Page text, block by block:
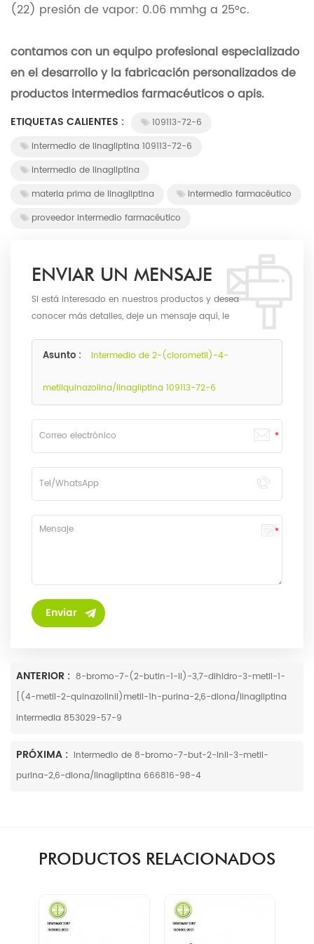
(22) presión de vapor: 0.06 mmhg a 25°c.
contamos con un equipo profesional especializado
en el desarrollo y la fabricación personalizados de
productos intermedios farmacéuticos o apis.
ETIQUETAS CALIENTES :
109113-72-6
intermedio de linagliptina 109113-72-6
intermedio de linagliptina
materia prima de linagliptina
intermedio farmacéutico
proveedor intermedio farmacéutico
ENVIAR UN MENSAJE
Si está interesado en nuestros productos y desea
conocer más detalles, deje un mensaje aquí, le
Asunto : Intermedio de 2-(clorometil)-4-
metilquinazolina/linagliptina 109113-72-6
ANTERIOR : 8-bromo-7-(2-butin-1-il)-3,7-dihidro-3-metil-1-
[(4-metil-2-quinazolinil)metil-1h-purina-2,6-diona/linagliptina
intermedia 853029-57-9
PRÓXIMA : Intermedio de 8-bromo-7-but-2-inil-3-metil-
purina-2,6-diona/linagliptina 666816-98-4
PRODUCTOS RELACIONADOS